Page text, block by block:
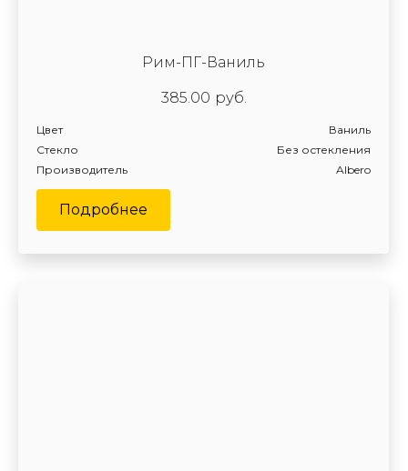
Рим-ПГ-Ваниль
руб.
385.00
Цвет Ваниль
Производитель Albero
Стекло Без остекления
Подробнее